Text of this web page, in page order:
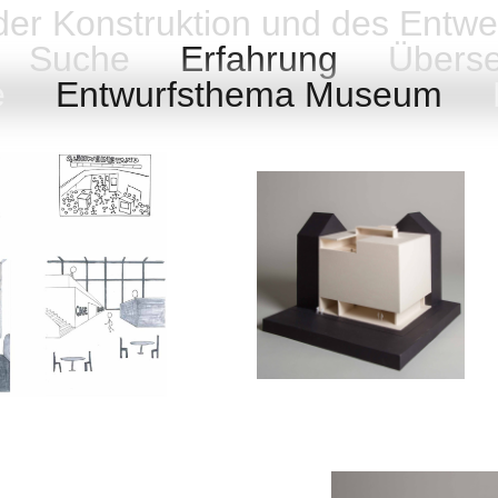
Konstruktion und des
Suche Erfahrung
Entwurfsthema Museum